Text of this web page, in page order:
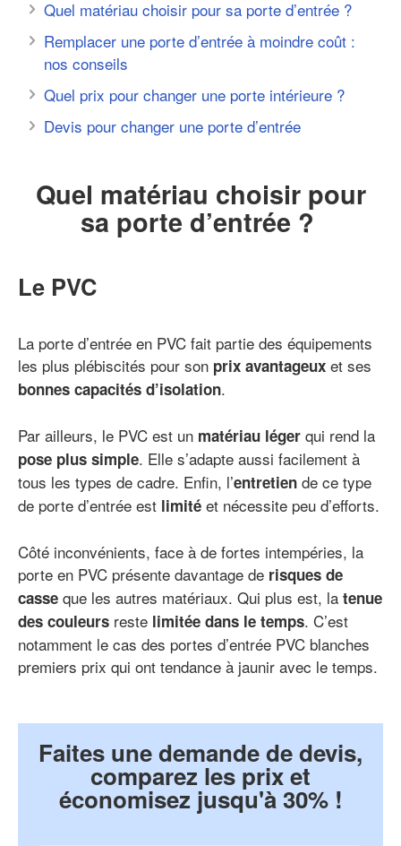
Quel matériau choisir pour sa porte d’entrée ?
Remplacer une porte d’entrée à moindre coût :
nos conseils
Quel prix pour changer une porte intérieure ?
Devis pour changer une porte d’entrée
Quel matériau choisir pour
sa porte d’entrée ?
Le PVC
La porte d’entrée en PVC fait partie des équipements
les plus plébiscités pour son prix avantageux et ses
bonnes capacités d’isolation.
Par ailleurs, le PVC est un matériau léger qui rend la
pose plus simple. Elle s’adapte aussi facilement à
tous les types de cadre. Enfin, l’entretien de ce type
de porte d’entrée est limité et nécessite peu d’efforts.
Côté inconvénients, face à de fortes intempéries, la
porte en PVC présente davantage de risques de
casse que les autres matériaux. Qui plus est, la tenue
des couleurs reste limitée dans le temps. C’est
notamment le cas des portes d’entrée PVC blanches
premiers prix qui ont tendance à jaunir avec le temps.
Faites une demande de devis,
comparez les prix et
économisez jusqu'à 30% !